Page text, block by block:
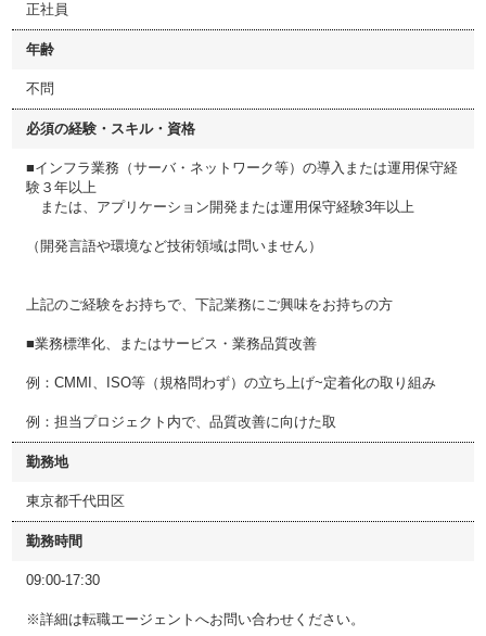
正社員
年齢
不問
必須の経験・スキル・資格
■インフラ業務（サーバ・ネットワーク等）の導入または運用保守経
験３年以上
または、アプリケーション開発または運用保守経験3年以上
（開発言語や環境など技術領域は問いません）
上記のご経験をお持ちで、下記業務にご興味をお持ちの方
■業務標準化、またはサービス・業務品質改善
例：CMMI、ISO等（規格問わず）の立ち上げ~定着化の取り組み
例：担当プロジェクト内で、品質改善に向けた取
勤務地
東京都千代田区
勤務時間
09:00-17:30
※詳細は転職エージェントへお問い合わせください。